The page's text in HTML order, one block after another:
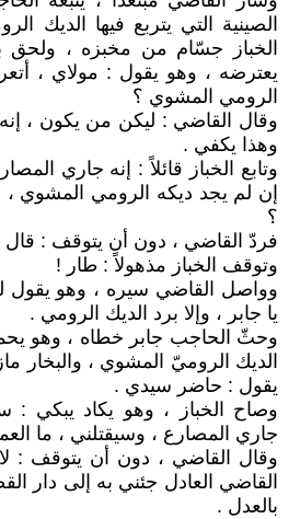
الصينية التي يتربع فيها الديك
الخباز جسّام من مخبزه ، ولحق
يعترضه ، وهو يقول : مولاي ،
الرومي المشوي ؟
وقال القاضي : ليكن من يكون ،
وهذا يكفي .
وتابع الخباز قائلاً : إنه جاري
إن لم يجد ديكه الرومي المشوي ،
؟
فردّ القاضي ، دون أن يتوقف : قال
وتوقف الخباز مذهولاً : طار !
وواصل القاضي سيره ، وهو يقول
يا جابر ، وإلا برد الديك الرومي .
وحثّ الحاجب جابر خطاه ، وهو
الديك الروميّ المشوي ، والبخار
يقول : حاضر سيدي .
وصاح الخباز ، وهو يكاد يبكي :
جاري المصارع ، وسيقتلني ، ما
وقال القاضي ، دون أن يتوقف : لا
القاضي العادل جئني به إلى دار
بالعدل .